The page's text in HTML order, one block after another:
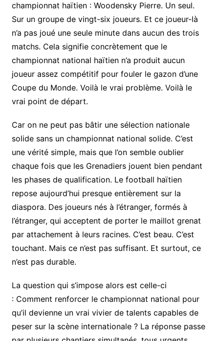
championnat haïtien : Woodensky Pierre. Un seul.
Sur un groupe de vingt-six joueurs. Et ce joueur-là
n’a pas joué une seule minute dans aucun des trois
matchs. Cela signifie concrètement que le
championnat national haïtien n’a produit aucun
joueur assez compétitif pour fouler le gazon d’une
Coupe du Monde. Voilà le vrai problème. Voilà le
vrai point de départ.
Car on ne peut pas bâtir une sélection nationale
solide sans un championnat national solide. C’est
une vérité simple, mais que l’on semble oublier
chaque fois que les Grenadiers jouent bien pendant
les phases de qualification. Le football haïtien
repose aujourd’hui presque entièrement sur la
diaspora. Des joueurs nés à l’étranger, formés à
l’étranger, qui acceptent de porter le maillot grenat
par attachement à leurs racines. C’est beau. C’est
touchant. Mais ce n’est pas suffisant. Et surtout, ce
n’est pas durable.
La question qui s’impose alors est celle-ci
: Comment renforcer le championnat national pour
qu’il devienne un vrai vivier de talents capables de
peser sur la scène internationale ? La réponse passe